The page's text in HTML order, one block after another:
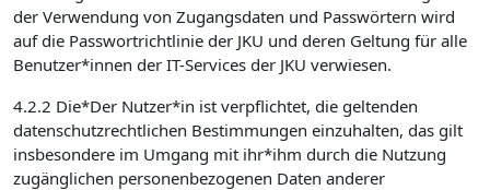
der Verwendung von Zugangsdaten und Passwörtern wird
auf die Passwortrichtlinie der JKU und deren Geltung für alle
Benutzer*innen der IT-Services der JKU verwiesen.
4.2.2 Die*Der Nutzer*in ist verpflichtet, die geltenden
datenschutzrechtlichen Bestimmungen einzuhalten, das gilt
insbesondere im Umgang mit ihr*ihm durch die Nutzung
zugänglichen personenbezogenen Daten anderer